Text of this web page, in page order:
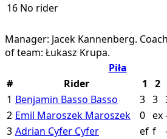
16 No rider
Manager: Jacek Kannenberg.
of team: Łukasz Krupa.
Piła
#
Rider 1 2
1 Benjamin Basso Basso 3 3
2 Emil Maroszek Maroszek 0 ex
3 Adrian Cyfer Cyfer ef f